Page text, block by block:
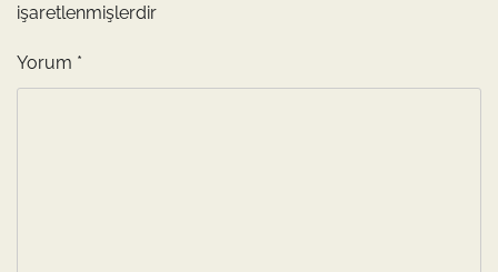
işaretlenmişlerdir
Yorum *